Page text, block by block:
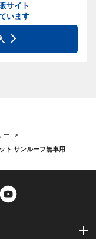
サイト
います
ー
ト サンルーフ無車用